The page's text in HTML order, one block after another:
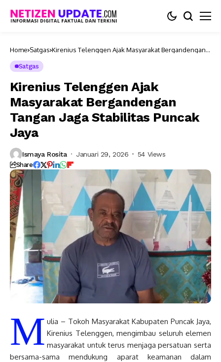
Home Satgas Kirenius Telenggen Ajak Masyarakat Bergandengan
Satgas
Kirenius Telenggen Ajak
Masyarakat Bergandengan
Tangan Jaga Stabilitas Puncak
Jaya
Ismaya Rosita Januari 29, 2026 54 Views
Share
M ulia – Tokoh Masyarakat Kabupaten Puncak Jaya,
Kirenius Telenggen, mengimbau seluruh elemen
masyarakat untuk terus menjaga persatuan serta
bersama-sama mendukung aparat keamanan dalam